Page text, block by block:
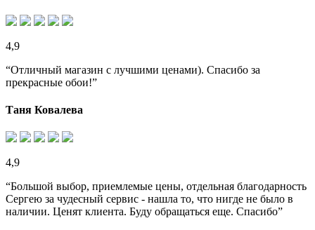
4,9
“Отличный магазин с лучшими ценами). Спасибо за
прекрасные обои!”
Таня Ковалева
4,9
“Большой выбор, приемлемые цены, отдельная благодарность
Сергею за чудесный сервис - нашла то, что нигде не было в
наличии. Ценят клиента. Буду обращаться еще. Спасибо”